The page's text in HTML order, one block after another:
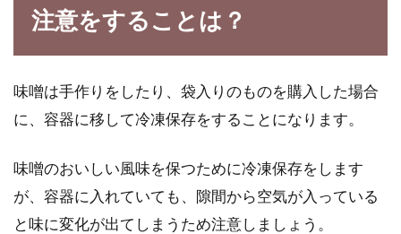
注意をすることは？
味噌は手作りをしたり、袋入りのものを購入した場合
に、容器に移して冷凍保存をすることになります。
味噌のおいしい風味を保つために冷凍保存をします
が、容器に入れていても、隙間から空気が入っている
と味に変化が出てしまうため注意しましょう。